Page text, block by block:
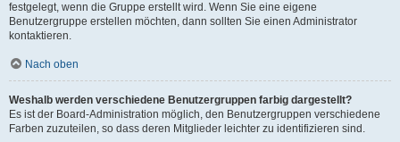
festgelegt, wenn die Gruppe erstellt wird. Wenn Sie eine eigene
Benutzergruppe erstellen möchten, dann sollten Sie einen Administrator
kontaktieren.
Nach oben
Weshalb werden verschiedene Benutzergruppen farbig dargestellt?
Es ist der Board-Administration möglich, den Benutzergruppen verschiedene
Farben zuzuteilen, so dass deren Mitglieder leichter zu identifizieren sind.